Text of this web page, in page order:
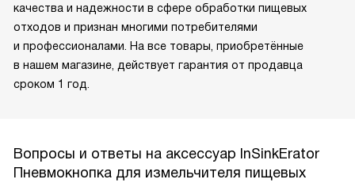
качества и надежности в сфере обработки пищевых
отходов и признан многими потребителями
и профессионалами. На все товары, приобретённые
в нашем магазине, действует гарантия от продавца
сроком 1 год.
Вопросы и ответы на аксессуар InSinkErator
Пневмокнопка для измельчителя пищевых